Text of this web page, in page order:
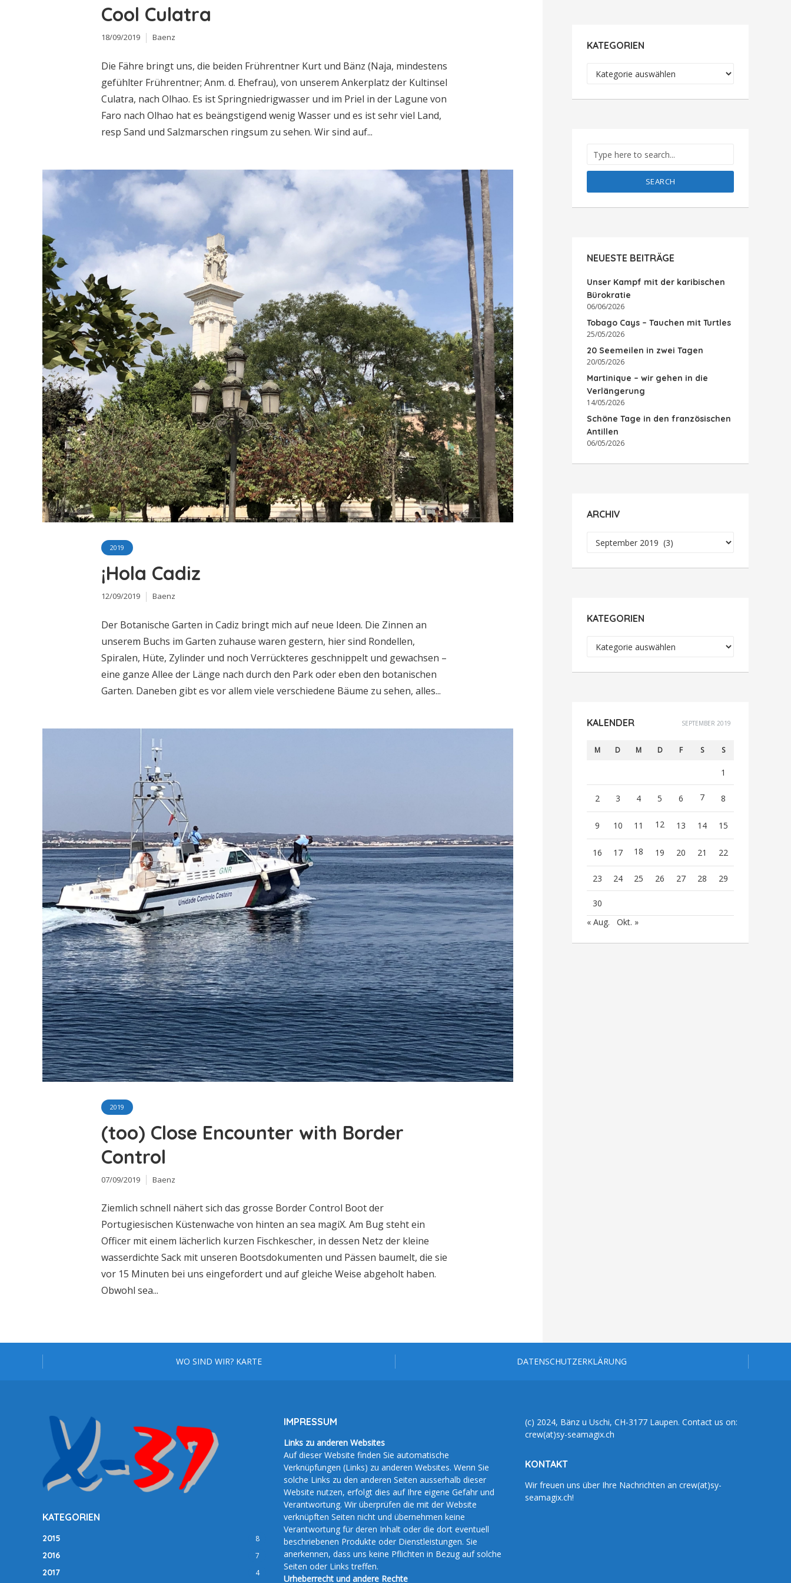
Cool Culatra
18/09/2019 Baenz
Die Fähre bringt uns, die beiden Frührentner Kurt und Bänz (Naja, mindestens
gefühlter Frührentner; Anm. d. Ehefrau), von unserem Ankerplatz der Kultinsel
Culatra, nach Olhao. Es ist Springniedrigwasser und im Priel in der Lagune von
Faro nach Olhao hat es beängstigend wenig Wasser und es ist sehr viel Land,
resp Sand und Salzmarschen ringsum zu sehen. Wir sind auf...
2019
¡Hola Cadiz
12/09/2019 Baenz
Der Botanische Garten in Cadiz bringt mich auf neue Ideen. Die Zinnen an
unserem Buchs im Garten zuhause waren gestern, hier sind Rondellen,
Spiralen, Hüte, Zylinder und noch Verrückteres geschnippelt und gewachsen –
eine ganze Allee der Länge nach durch den Park oder eben den botanischen
Garten. Daneben gibt es vor allem viele verschiedene Bäume zu sehen, alles...
2019
(too) Close Encounter with Border
Control
07/09/2019 Baenz
Ziemlich schnell nähert sich das grosse Border Control Boot der
Portugiesischen Küstenwache von hinten an sea magiX. Am Bug steht ein
Officer mit einem lächerlich kurzen Fischkescher, in dessen Netz der kleine
wasserdichte Sack mit unseren Bootsdokumenten und Pässen baumelt, die sie
vor 15 Minuten bei uns eingefordert und auf gleiche Weise abgeholt haben.
Obwohl sea...
KATEGORIEN
SEARCH
NEUESTE BEITRÄGE
Unser Kampf mit der karibischen
Bürokratie
06/06/2026
Tobago Cays – Tauchen mit Turtles
25/05/2026
20 Seemeilen in zwei Tagen
20/05/2026
Martinique – wir gehen in die
Verlängerung
14/05/2026
Schöne Tage in den französischen
Antillen
06/05/2026
ARCHIV
Archiv
KATEGORIEN
KALENDER SEPTEMBER 2019
M D M D F S S
1
2 3 4 5 6 7 8
9 10 11 12 13 14 15
16 17 18 19 20 21 22
23 24 25 26 27 28 29
30
« Aug.
Okt. »
WO SIND WIR? KARTE DATENSCHUTZERKLÄRUNG
KATEGORIEN
2015 8
2016 7
2017 4
IMPRESSUM
Links zu anderen Websites
Auf dieser Website finden Sie automatische
Verknüpfungen (Links) zu anderen Websites. Wenn Sie
solche Links zu den anderen Seiten ausserhalb dieser
Website nutzen, erfolgt dies auf Ihre eigene Gefahr und
Verantwortung. Wir überprüfen die mit der Website
verknüpften Seiten nicht und übernehmen keine
Verantwortung für deren Inhalt oder die dort eventuell
beschriebenen Produkte oder Dienstleistungen. Sie
anerkennen, dass uns keine Pflichten in Bezug auf solche
Seiten oder Links treffen.
Urheberrecht und andere Rechte
(c) 2024, Bänz u Uschi, CH-3177 Laupen. Contact us on:
crew(at)sy-seamagix.ch
KONTAKT
Wir freuen uns über Ihre Nachrichten an crew(at)sy-
seamagix.ch!